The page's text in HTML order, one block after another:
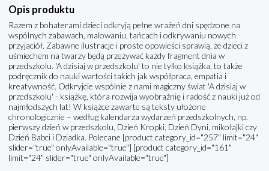
Opis produktu
Razem z bohaterami dzieci odkryją pełne wrażeń dni spędzone na
wspólnych zabawach, malowaniu, tańcach i odkrywaniu nowych
przyjaciół. Zabawne ilustracje i proste opowieści sprawią, że dzieci z
uśmiechem na twarzy będą przeżywać każdy fragment dnia w
przedszkolu. 'A dzisiaj w przedszkolu' to nie tylko książka, to także
podręcznik do nauki wartości takich jak współpraca, empatia i
kreatywność. Odkryjcie wspólnie z nami magiczny świat 'A dzisiaj w
przedszkolu' - książkę, która rozwija wyobraźnię i radość z nauki już od
najmłodszych lat! W książce zawarte są teksty ułożone
chronologicznie – według kalendarza wydarzeń przedszkolnych, np.
pierwszy dzień w przedszkolu, Dzień Kropki, Dzień Dyni, mikołajki czy
Dzień Babci i Dziadka. Polecane [product category_id="257" limit="24"
slider="true" onlyAvailable="true"] [product category_id="161"
limit="24" slider="true" onlyAvailable="true"]